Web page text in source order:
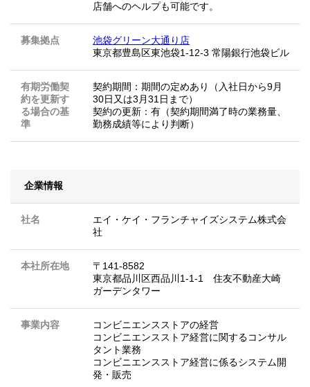
店舗へのヘルプも可能です。
募集拠点
池袋グリーン大通り店
東京都豊島区東池袋1-12-3 常陽銀行池袋ビル
有期労働契
約を更新す
る場合の基
準
契約期間：期間の定めあり（入社日から9月
30日又は3月31日まで）
契約の更新：有（契約期間満了時の業務量、
勤務成績等により判断）
企業情報
社名
エイ・ケイ・フランチャイズシステム株式会
社
本社所在地
〒141-8582
東京都品川区西品川1-1-1 住友不動産大崎
ガーデンタワー
事業内容
コンビニエンスストアの経営
コンビニエンスストア経営に関するコンサル
タント業務
コンビニエンスストア経営に係るシステム開
発・販売